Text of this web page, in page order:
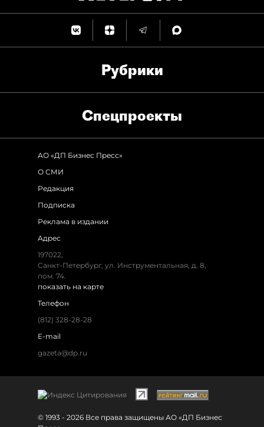
Рубрики
Спец­проекты
АО «ДП Бизнес Пресс»
О СМИ
Редакция
Подписка
Реклама в издании
Адрес
197022,
Санкт-Петербург, ул. Инструментальная, д. 8,
пом. 74.
показать на карте
Телефон
(812) 328-28-28
E-mail
gazeta@dp.ru
© 1993 - 2026 Все права защищены АО «ДП Бизнес